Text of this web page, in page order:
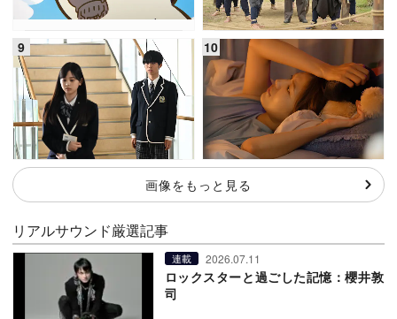
画像をもっと見る
リアルサウンド厳選記事
連載 2026.07.11
ロックスターと過ごした記憶：櫻井敦
司